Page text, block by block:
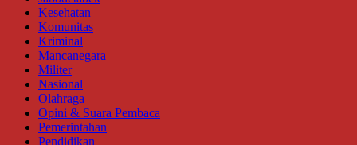
Kesehatan
Komunitas
Kriminal
Mancanegara
Militer
Nasional
Olahraga
Opini & Suara Pembaca
Pemerintahan
Pendidikan